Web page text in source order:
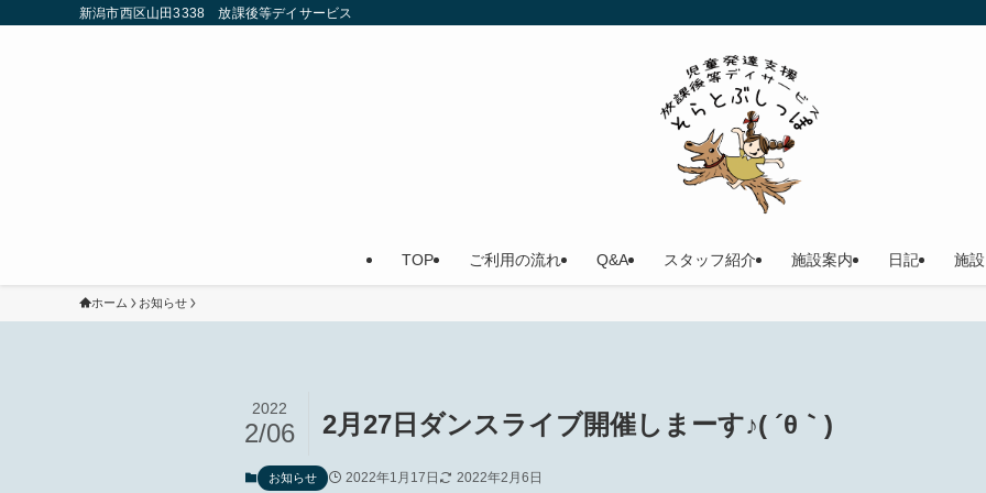
新潟市西区山田3338 放課後等デイサービス
TOP ご利用の流れ Q&A スタッフ紹介 施設案内 日記 施
ホーム お知らせ
2月27日ダンスライブ開催しまーす♪( ´θ｀)
2022
2/06
お知らせ 2022年1月17日 2022年2月6日